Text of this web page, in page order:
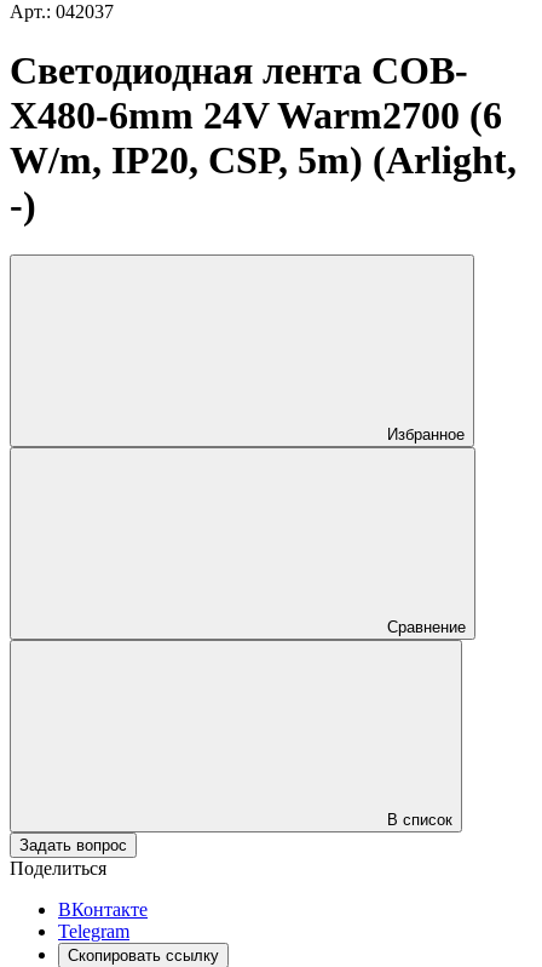
Арт.: 042037
Светодиодная лента COB-
X480-6mm 24V Warm2700 (6
W/m, IP20, CSP, 5m) (Arlight,
-)
Избранное
Сравнение
В список
Задать вопрос
Поделиться
ВКонтакте
Telegram
Скопировать ссылку